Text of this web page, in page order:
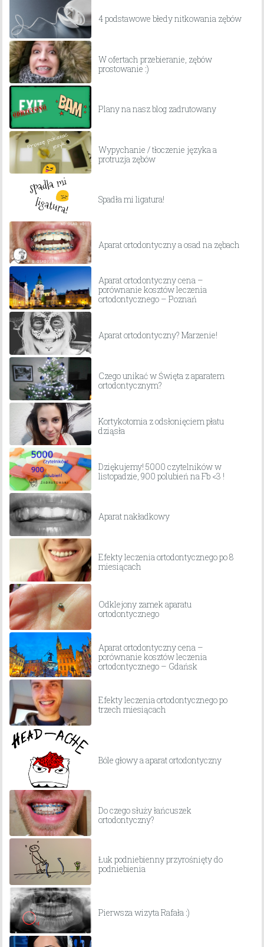
4 podstawowe błedy nitkowania zębów
W ofertach przebieranie, zębów
prostowanie :)
Plany na nasz blog zadrutowany
Wypychanie / tłoczenie języka a
protruzja zębów
Spadła mi ligatura!
Aparat ortodontyczny a osad na zębach
Aparat ortodontyczny cena –
porównanie kosztów leczenia
ortodontycznego – Poznań
Aparat ortodontyczny? Marzenie!
Czego unikać w Święta z aparatem
ortodontycznym?
Kortykotomia z odsłonięciem płatu
dziąsła
Dziękujemy! 5000 czytelników w
listopadzie, 900 polubień na Fb <3 !
Aparat nakładkowy
Efekty leczenia ortodontycznego po 8
miesiącach
Odklejony zamek aparatu
ortodontycznego
Aparat ortodontyczny cena –
porównanie kosztów leczenia
ortodontycznego – Gdańsk
Efekty leczenia ortodontycznego po
trzech miesiącach
Bóle głowy a aparat ortodontyczny
Do czego służy łańcuszek
ortodontyczny?
Łuk podniebienny przyrośnięty do
podniebienia
Pierwsza wizyta Rafała :)